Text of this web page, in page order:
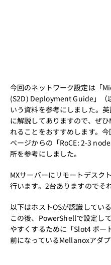
今回のネットワーク設定は「
(S2D) Deployment Guide」（
いう資料を参考にしました。
に解説してありますので、ぜ
れることをおすすめします。
ページからの「RoCE: 2-3
所を参考にしました。
MXサーバーにリモートデスク
行います。2台ありますのでそ
以下はホストOSが認識してい
この後、PowerShellで設定し
やすくするために「Slot4 ポー
前になっているMellanoxアダ